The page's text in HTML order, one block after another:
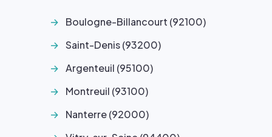
Boulogne-Billancourt (92100)
Saint-Denis (93200)
Argenteuil (95100)
Montreuil (93100)
Nanterre (92000)